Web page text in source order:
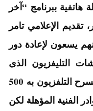
ببرنامج “آخر
تقديم الإعلامي تامر
يسعون لإعادة دور
التليفزيون الذى
يعمل بـ ” الاريل”، مبينا أن مسرح التلفزيون به 500
الفنية المؤهلة لكن